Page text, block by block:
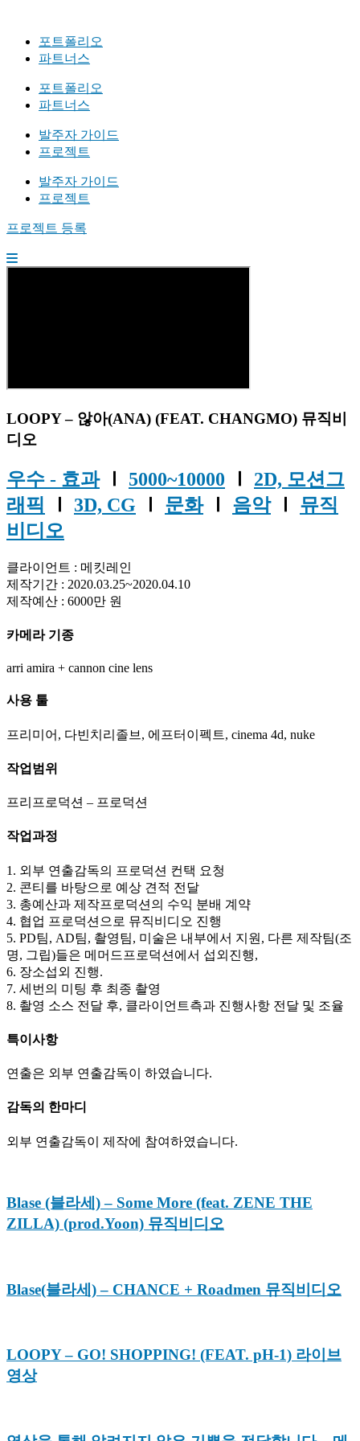
포트폴리오
파트너스
포트폴리오
파트너스
발주자 가이드
프로젝트
발주자 가이드
프로젝트
프로젝트 등록
LOOPY – 않아(ANA) (FEAT. CHANGMO) 뮤직비
디오
우수 - 효과Ⅰ 5000~10000
2D, 모션그
래픽
3D, CG 문화Ⅰ 음악Ⅰ 뮤직
비디오
클라이언트 : 메킷레인
제작기간 : 2020.03.25~2020.04.10
제작예산 : 6000만 원
카메라 기종
arri amira + cannon cine lens
사용 툴
프리미어, 다빈치리졸브, 에프터이펙트, cinema 4d, nuke
작업범위
프리프로덕션 – 프로덕션
작업과정
1. 외부 연출감독의 프로덕션 컨택 요청
2. 콘티를 바탕으로 예상 견적 전달
3. 총예산과 제작프로덕션의 수익 분배 계약
4. 협업 프로덕션으로 뮤직비디오 진행
5. PD팀, AD팀, 촬영팀, 미술은 내부에서 지원, 다른 제작팀(조
명, 그립)들은 메머드프로덕션에서 섭외진행,
6. 장소섭외 진행.
7. 세번의 미팅 후 최종 촬영
8. 촬영 소스 전달 후, 클라이언트측과 진행사항 전달 및 조율
특이사항
연출은 외부 연출감독이 하였습니다.
감독의 한마디
외부 연출감독이 제작에 참여하였습니다.
Blase (블라세) – Some More (feat. ZENE THE
ZILLA) (prod.Yoon) 뮤직비디오
Blase(블라세) – CHANCE + Roadmen 뮤직비디오
LOOPY – GO! SHOPPING! (FEAT. pH-1) 라이브
영상